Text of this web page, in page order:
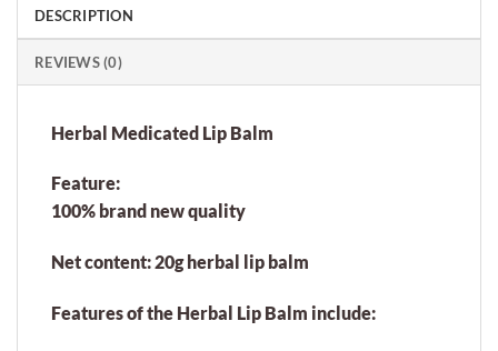
DESCRIPTION
REVIEWS (0)
Herbal Medicated Lip Balm
Feature:
100% brand new quality
Net content: 20g herbal lip balm
Features of the Herbal Lip Balm include: